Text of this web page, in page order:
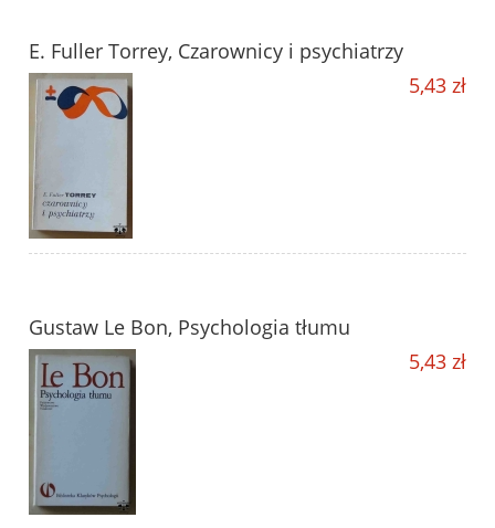
E. Fuller Torrey, Czarownicy i psychiatrzy
5,43 zł
Gustaw Le Bon, Psychologia tłumu
5,43 zł